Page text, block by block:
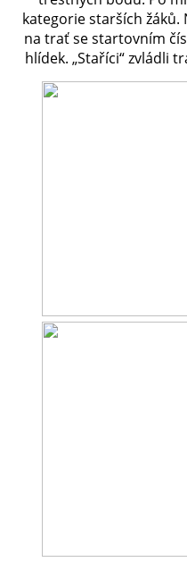
PLÁNOVANÉ AKCE
PROBĚHLÉ AKCE
kategorie starších
na trať se startovním
hlídek. „Staříci“ zvládli